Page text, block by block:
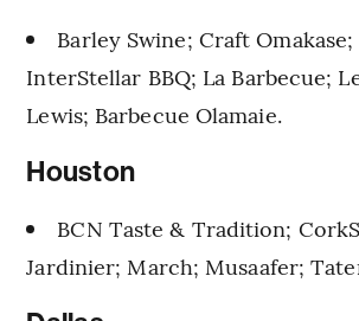
Barley Swine; Craft
InterStellar BBQ; La Barbecue;
Lewis; Barbecue Olamaie.
Houston
BCN Taste & Tradition;
Jardinier; March; Musaafer;